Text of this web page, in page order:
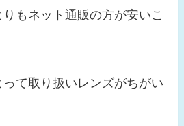
もネット通販の方が安いこ
て取り扱いレンズがちがい